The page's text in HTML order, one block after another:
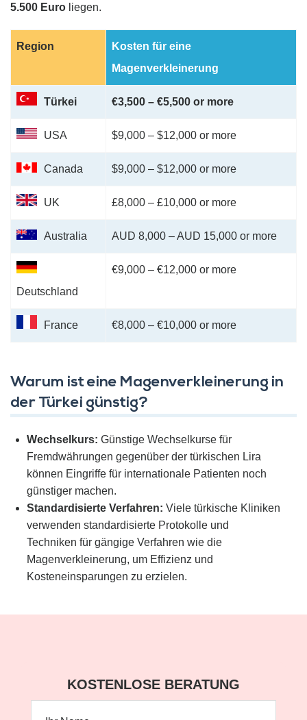
5.500 Euro liegen.
Region
Kosten für eine
Magenverkleinerung
Türkei €3,500 – €5,500 or more
USA $9,000 – $12,000 or more
Canada $9,000 – $12,000 or more
UK £8,000 – £10,000 or more
Australia AUD 8,000 – AUD 15,000 or more
Deutschland
€9,000 – €12,000 or more
France €8,000 – €10,000 or more
Warum ist eine Magenverkleinerung in
der Türkei günstig?
Wechselkurs: Günstige Wechselkurse für
Fremdwährungen gegenüber der türkischen Lira
können Eingriffe für internationale Patienten noch
günstiger machen.
Standardisierte Verfahren: Viele türkische Kliniken
verwenden standardisierte Protokolle und
Techniken für gängige Verfahren wie die
Magenverkleinerung, um Effizienz und
Kosteneinsparungen zu erzielen.
KOSTENLOSE BERATUNG